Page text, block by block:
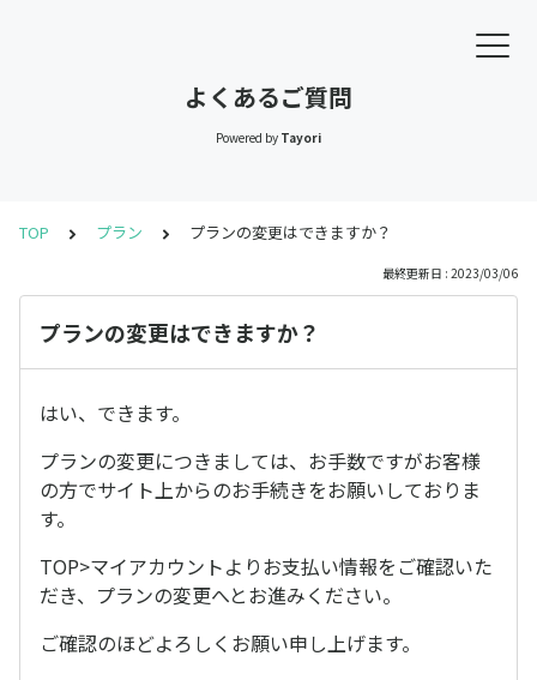
よくあるご質問
Powered by Tayori
TOP プラン プランの変更はできますか？
最終更新日 : 2023/03/06
プランの変更はできますか？
はい、できます。
プランの変更につきましては、お手数ですがお客様
の方でサイト上からのお手続きをお願いしておりま
す。
TOP>マイアカウントよりお支払い情報をご確認いた
だき、プランの変更へとお進みください。
ご確認のほどよろしくお願い申し上げます。